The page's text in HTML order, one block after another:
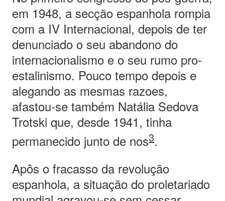
em 1948, a secção espanhola rompia
com a IV Internacional, depois de ter
denunciado o seu abandono do
internacionalismo e o seu rumo pro-
estalinismo. Pouco tempo depois e
alegando as mesmas razoes,
afastou-se também Natália Sedova
Trotski que, desde 1941, tinha
permanecido junto de nos3.
Apôs o fracasso da revolução
espanhola, a situação do proletariado